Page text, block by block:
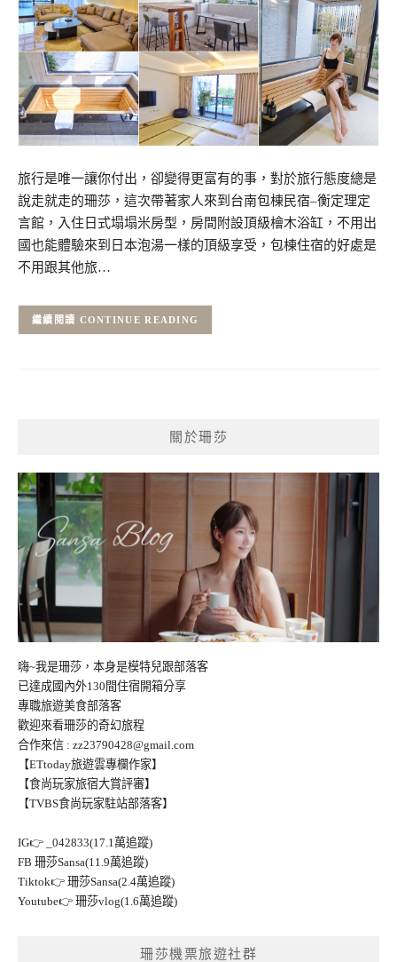
旅行是唯一讓你付出，卻變得更富有的事，對於旅行態度總是
說走就走的珊莎，這次帶著家人來到台南包棟民宿–衡定理定
言館，入住日式塌塌米房型，房間附設頂級檜木浴缸，不用出
國也能體驗來到日本泡湯一樣的頂級享受，包棟住宿的好處是
不用跟其他旅…
CONTINUE READING
關於珊莎
嗨~我是珊莎，本身是模特兒跟部落客
已達成國內外130間住宿開箱分享
專職旅遊美食部落客
歡迎來看珊莎的奇幻旅程
合作來信 : zz23790428@gmail.com
【ETtoday旅遊雲專欄作家】
【食尚玩家旅宿大賞評審】
【TVBS食尚玩家駐站部落客】
IG👉
_042833(17.1萬追蹤)
FB 珊莎Sansa(11.9萬追蹤)
Tiktok👉 珊莎Sansa(2.4萬追蹤)
Youtube👉 珊莎vlog(1.6萬追蹤)
珊莎機票旅遊社群